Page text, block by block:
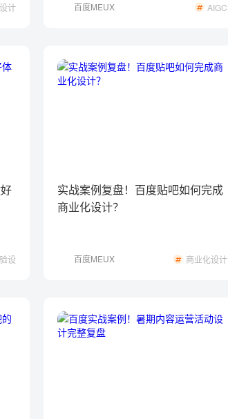
计 百度MEUX AIGC
设
实战案例复盘！百度贴吧如何完成
商业化设计？
百度MEUX 商业化设计